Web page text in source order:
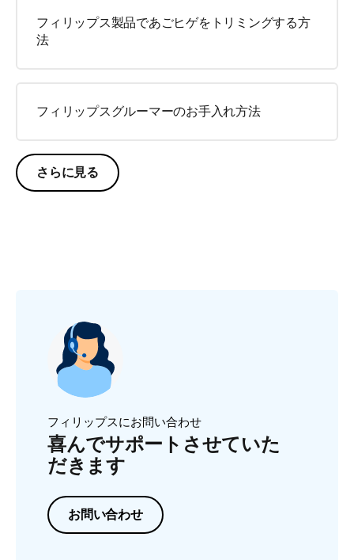
フィリップス製品であごヒゲをトリミングする方
法
フィリップスグルーマーのお手入れ方法
さらに見る
フィリップスにお問い合わせ
喜んでサポートさせていた
だきます
お問い合わせ